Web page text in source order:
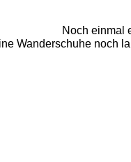
Noch einmal
Wanderschuhe noch